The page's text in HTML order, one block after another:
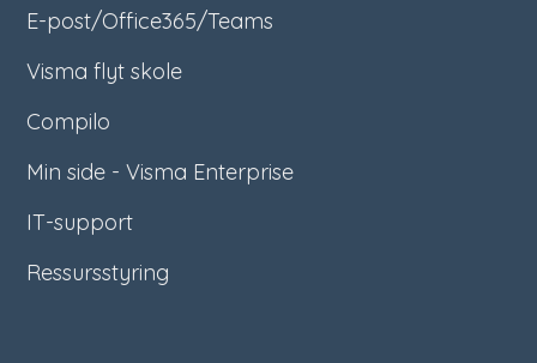
E-post/Office365/Teams
Visma flyt skole
Compilo
Min side - Visma Enterprise
IT-support
Ressursstyring